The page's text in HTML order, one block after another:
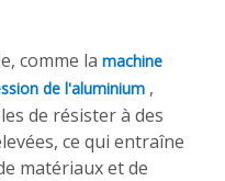
comme la machine
de l'aluminium ,
de résister à des
ce qui entraîne
matériaux et de